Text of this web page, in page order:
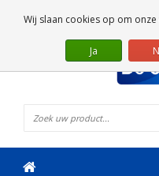
Wij slaan cookies op om
Ja